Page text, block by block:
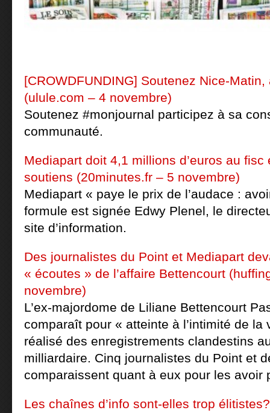
[CROWDFUNDING] Soutenez Nice-
(ulule.com – 4 novembre)
Soutenez #monjournal participez à sa
communauté.
Mediapart doit 4,1 millions d’euros au
soutiens (20minutes.fr – 5 novembre)
Mediapart « paye le prix de l’audace :
formule est signée Edwy Plenel, le
site d’information.
Des journalistes du Point et Mediapart
« écoutes » de l’affaire Bettencourt
novembre)
L’ex-majordome de Liliane Bettencourt
comparaît pour « atteinte à l’intimité de la
réalisé des enregistrements clandestins
milliardaire. Cinq journalistes du Point et
comparaissent quant à eux pour les avoir
Les chaînes d’info sont-elles trop